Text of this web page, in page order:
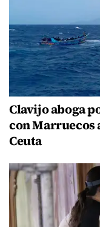
Clavijo aboga
con Marruecos
Ceuta